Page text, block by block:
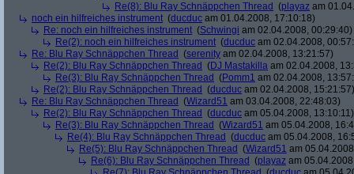
Re(8): Blu Ray Schnäppchen Thread (playaz am
noch ein hilfreiches instrument (ducduc am 01.04.2008, 17:10:18)
Re: noch ein hilfreiches instrument (Schwingi am 02.04.2008, 00:29:40)
Re(2): noch ein hilfreiches instrument (ducduc am 02.04.2008,
Re: Blu Ray Schnäppchen Thread (serenity am 02.04.2008, 13:21:57)
Re(2): Blu Ray Schnäppchen Thread (DJ Mastakilla am 02.04.2008,
Re(3): Blu Ray Schnäppchen Thread (Pomm1 am 02.04.2008,
Re(2): Blu Ray Schnäppchen Thread (ducduc am 02.04.2008, 15:21:57)
Re: Blu Ray Schnäppchen Thread (Wizard51 am 03.04.2008, 22:48:03)
Re(2): Blu Ray Schnäppchen Thread (ducduc am 05.04.2008, 13:10:11)
Re(3): Blu Ray Schnäppchen Thread (Wizard51 am 05.04.2008,
Re(4): Blu Ray Schnäppchen Thread (ducduc am 05.04.2008,
Re(5): Blu Ray Schnäppchen Thread (Wizard51 am
Re(6): Blu Ray Schnäppchen Thread (playaz am